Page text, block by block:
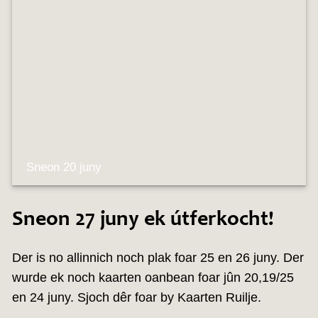
Sneon 20 juny
Sneon 27 juny ek útferkocht!
Der is no allinnich noch plak foar 25 en 26 juny. Der
wurde ek noch kaarten oanbean foar jûn 20,19/25
en 24 juny. Sjoch dêr foar by Kaarten Ruilje.